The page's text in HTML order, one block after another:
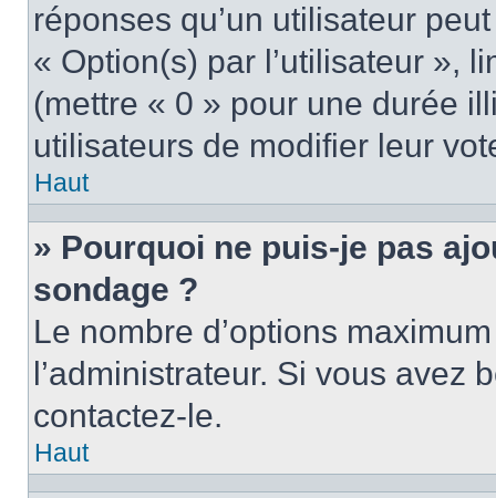
réponses qu’un utilisateur
« Option(s) par l’utilisateur »,
(mettre « 0 » pour une durée
utilisateurs de modifier leur
Haut
» Pourquoi ne puis-je pas
sondage ?
Le nombre d’options
l’administrateur. Si vous avez
contactez-le.
Haut